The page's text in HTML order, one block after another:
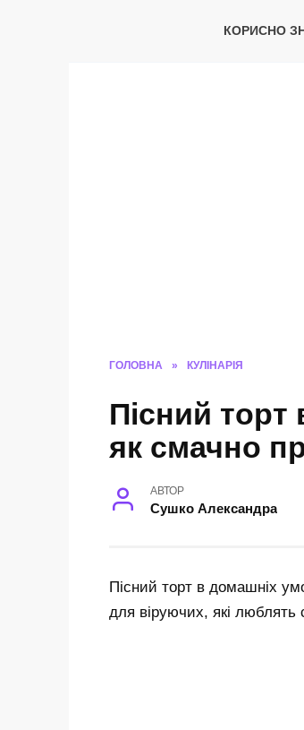
КОРИСНО
ГОЛОВНА » КУЛІНАРІЯ
Пісний
як смачно
АВТОР
Сушко Александра
Пісний торт в домашніх
для віруючих, які люблять